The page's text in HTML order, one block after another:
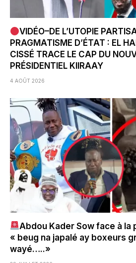
VIDÉO–DE L’UTOPIE
PRAGMATISME D’ÉTAT : EL
CISSÉ TRACE LE CAP DU
PRÉSIDENTIEL KIIRAAY
4 AOÛT 2026
Abdou Kader Sow face à
« beug na japalé ay boxeurs
wayé…..»